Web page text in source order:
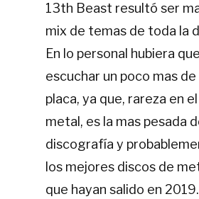
13th Beast resultó ser
mix de temas de toda la
En lo personal hubiera
escuchar un poco mas
placa, ya que, rareza en
metal, es la mas pesada
discografía y
los mejores discos de
que hayan salido en 2019.